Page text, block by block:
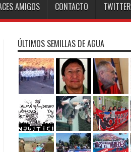
AMIGOS CONTACTO TWITTER
ÚLTIMOS SEMILLAS DE AGUA